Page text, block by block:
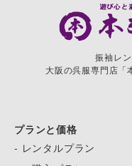
振袖レ
大阪の呉服専門店「
プランと価格
- レンタルプラン